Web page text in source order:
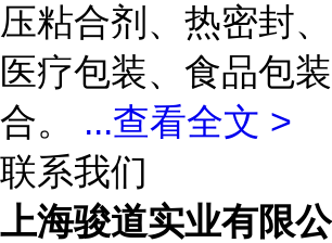
压粘合剂、热密封、
医疗包装、食品包
合。 ...查看全文 >
联系我们
上海骏道实业有限